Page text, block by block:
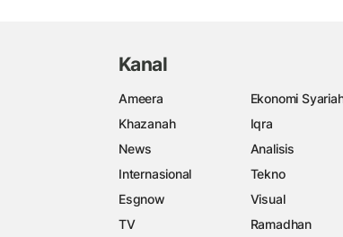
Kanal
Ameera Ekonomi
Khazanah
Iqra
News
Analisis
Internasional
Tekno
Esgnow
Visual
TV
Ramadhan